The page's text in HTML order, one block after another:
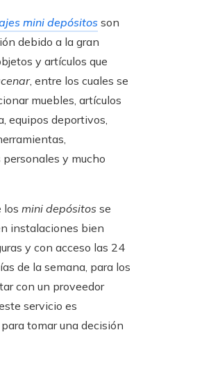
mini depósitos son
debido a la gran
y artículos que
, entre los cuales se
muebles, artículos
equipos deportivos,
y mucho
los mini depósitos se
instalaciones bien
y con acceso las 24
de la semana, para los
con un proveedor
servicio es
tomar una decisión